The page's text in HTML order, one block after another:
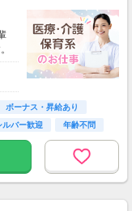
ボーナス・昇給あり
ルバー歓迎 年齢不問